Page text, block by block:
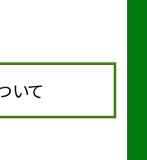
いて